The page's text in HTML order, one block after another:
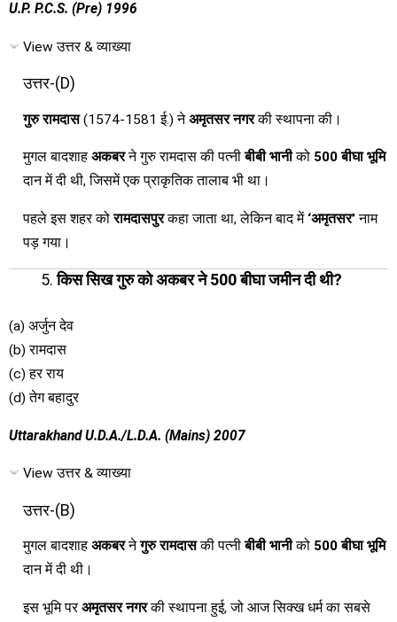
U.P. P.C.S. (Pre) 1996
View उत्तर & व्याख्या
उत्तर-(D)
गुरु रामदास(1574-1581 ई.) नेअमृतसर नगरकी स्थापना की।
मुगल बादशाह अकबरने गुरु रामदास की पत्नीबीबी भानीको 500 बीघा भूमि
दान में दी थी, जिसमें एक प्राकृतिक तालाब भी था।
पहले इस शहर कोरामदासपुरकहा जाता था, लेकिन बाद में ‘अमृतसर’नाम
पड़ गया।
किस सिख गुरु को अकबर ने 500 बीघा जमीन दी थी?
(a) अर्जुन देव
(b) रामदास
(c) हर राय
(d) तेग बहादुर
Uttarakhand U.D.A./L.D.A. (Mains) 2007
View उत्तर & व्याख्या
उत्तर-(B)
मुगल बादशाह अकबरनेगुरु रामदासकी पत्नीबीबी भानीको 500 बीघा भूमि
दान में दी थी।
इस भूमि परअमृतसर नगरकी स्थापना हुई, जो आज सिक्ख धर्म का सबसे